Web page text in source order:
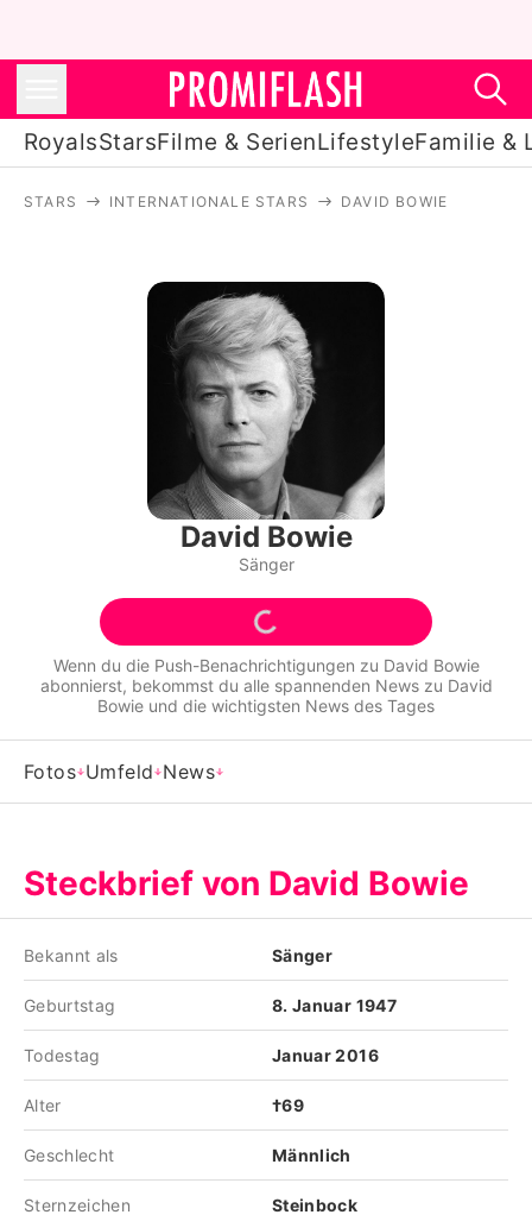
RoyalsStarsFilme & SerienLifestyleFamilie &
Filme & Serien
Lifestyle
Familie & Liebe
Promiflash Exklusiv
Alle Themen auf Promiflash
Jobs
App runterladen
Team
Impressum
Nutzungsbedingungen
Utiq verwalten
STARS INTERNATIONALE STARS DAVID BOWIE
David Bowie
Sänger
Wenn du die Push-Benachrichtigungen zu David Bowie
abonnierst, bekommst du alle spannenden News zu David
Bowie und die wichtigsten News des Tages
Fotos Umfeld News
Steckbrief von David Bowie
Bekannt als Sänger
Geburtstag 8. Januar 1947
Todestag Januar 2016
Alter †69
Geschlecht Männlich
Sternzeichen Steinbock